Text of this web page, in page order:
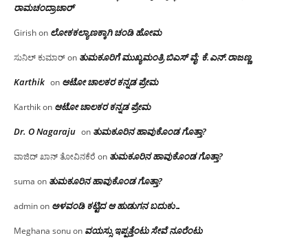
ರಾಮಚಂದ್ರಾಚಾರ್
Girishon ಲೋಕಕಲ್ಯಾಣಕ್ಕಾಗಿ ಚಂಡಿ ಹೋಮ
ಸುನಿಲ್ ಕುಮಾರ್on ತುಮಕೂರಿಗೆ ಮುಖ್ಯಮಂತ್ರಿ ಬಿಎಸ್ ವೈ: ಕೆ.ಎನ್.ರಾಜಣ್ಣ
Karthik on ಆಟೋ ಚಾಲಕರ ಕನ್ನಡ ಪ್ರೇಮ
Karthikon ಆಟೋ ಚಾಲಕರ ಕನ್ನಡ ಪ್ರೇಮ
Dr. O Nagaraju on ತುಮಕೂರಿನ ಹಾವುಕೊಂಡ ಗೊತ್ತಾ?
ವಾಜಿದ್ ಖಾನ್ ತೋವಿನಕೆರೆ on ತುಮಕೂರಿನ ಹಾವುಕೊಂಡ ಗೊತ್ತಾ?
suma on ತುಮಕೂರಿನ ಹಾವುಕೊಂಡ ಗೊತ್ತಾ?
adminon ಅಳವಂಡಿ ಕಟ್ಟಿದ ಆ ಹುಡುಗನ ಬದುಕು…
Meghana sonuon ವಯಸ್ಸು ಇಪ್ಪತ್ತೆಂಟು ಸೇವೆ ನೂರೆಂಟು